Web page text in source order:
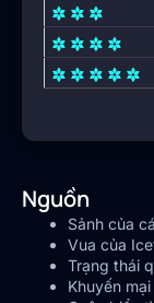
Nguồn
Sảnh của
Vua của
Trạng thái
Khuyến